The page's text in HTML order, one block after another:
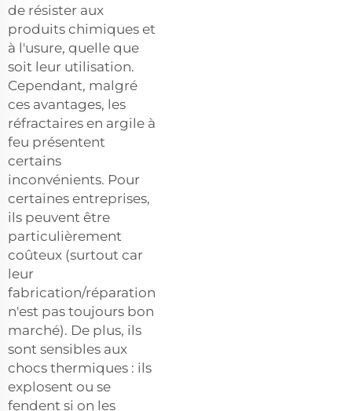
de résister aux
produits chimiques et
à l'usure, quelle que
soit leur utilisation.
Cependant, malgré
ces avantages, les
réfractaires en argile à
feu présentent
certains
inconvénients. Pour
certaines entreprises,
ils peuvent être
particulièrement
coûteux (surtout car
leur
fabrication/réparation
n'est pas toujours bon
marché). De plus, ils
sont sensibles aux
chocs thermiques : ils
explosent ou se
fendent si on les